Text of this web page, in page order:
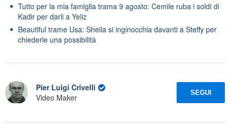
Tutto per la mia famiglia trama 9 agosto: Cemile ruba i soldi di
Kadir per darli a Yeliz
Beautiful trame Usa: Sheila si inginocchia davanti a Steffy per
chiederle una possibilità
Pier Luigi Crivelli
Video Maker
SEGUI